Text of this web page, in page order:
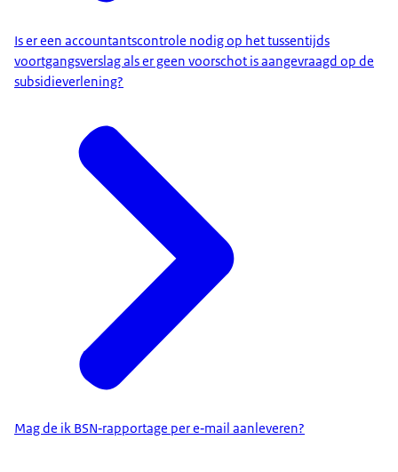
Is er een accountantscontrole nodig op het tussentijds
voortgangsverslag als er geen voorschot is aangevraagd op de
subsidieverlening?
Mag de ik BSN‐rapportage per e‐mail aanleveren?